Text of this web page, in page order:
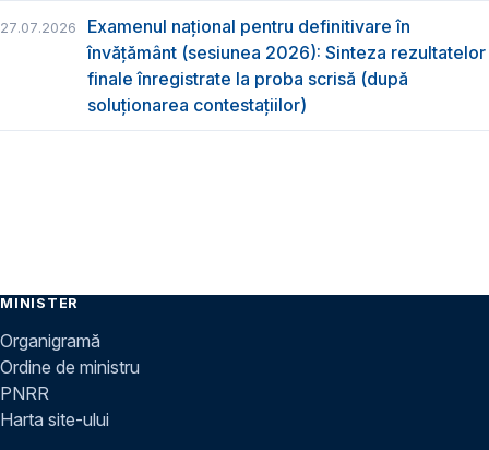
27.07.2026
Examenul național pentru definitivare în
învățământ (sesiunea 2026): Sinteza rezultatelor
finale înregistrate la proba scrisă (după
soluționarea contestațiilor)
MINISTER
Organigramă
Ordine de ministru
PNRR
Harta site-ului